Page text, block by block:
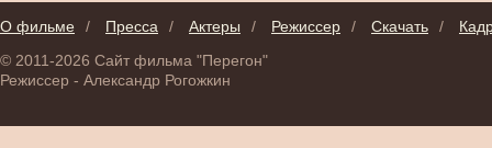
О фильме / Пресса / Актеры / Режиссер / Скачать /
© 2011-2026 Сайт фильма "Перегон"
Режиссер - Александр Рогожкин